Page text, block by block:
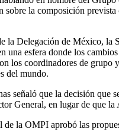
la composición
la Delegación de México,
una esfera donde los
los coordinadores de grupo
del mundo.
señaló que la decisión que
General, en lugar de que
de la OMPI aprobó las